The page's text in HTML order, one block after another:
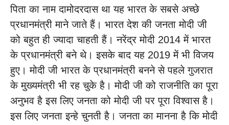
पिता का नाम दामोदरदास था यह भारत के सबसे अच्छे
प्रधानमंत्री माने जाते हैं। भारत देश की जनता मोदी जी
को बहुत ही ज्यादा चाहती हैं। नरेंद्र मोदी 2014 में भारत
के प्रधानमंत्री बने थे। इसके बाद यह 2019 में भी विजय
हुए। मोदी जी भारत के प्रधानमंत्री बनने से पहले गुजरात
के मुख्यमंत्री भी रह चुके है। मोदी जी को राजनीति का पूरा
अनुभव है इस लिए जनता को मोदी जी पर पूरा विश्वास है।
इस लिए जनता इन्हे चुनती है। जनता का मानना है कि मोदी